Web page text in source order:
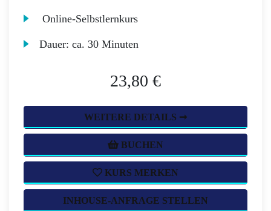
Online-Selbstlernkurs
Dauer:ca. 30 Minuten
23,80 €
WEITERE DETAILS ➞
BUCHEN
KURS MERKEN
INHOUSE-ANFRAGE STELLEN